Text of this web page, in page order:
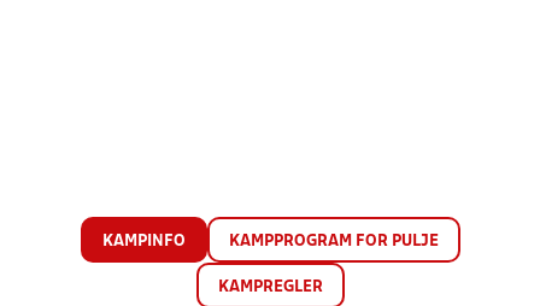
KAMPINFO KAMPPROGRAM FOR PULJE
KAMPREGLER